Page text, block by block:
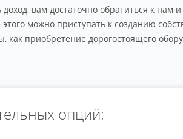
вам достаточно обратиться к нам
можно приступать к созданию
приобретение дорогостоящего
опций: